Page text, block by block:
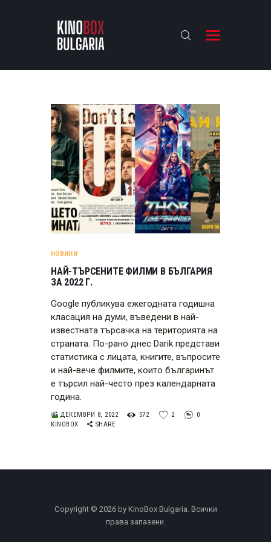
KINOBOX BULGARIA
АНАЛИЗИ
БАХТИ НАГРАДИТЕ
ИНТЕРВЮТА
ЗА НАС
НОВИНИ
НАЙ-ТЪРСЕНИТЕ ФИЛМИ В БЪЛГАРИЯ
ЗА 2022 Г.
Google публикува ежегодната годишна
класация на думи, въведени в най-
известната търсачка на територията на
страната. По-рано днес Darik представи
статистика с лицата, книгите, въпросите
и най-вече филмите, които българинът
е търсил най-често през календарната
година.
ДЕКЕМВРИ 8, 2022 572 2
0
KINOBOX
SHARE
Copyright © 2026 by KinoBox Bulgaria. Всички
права запазени.